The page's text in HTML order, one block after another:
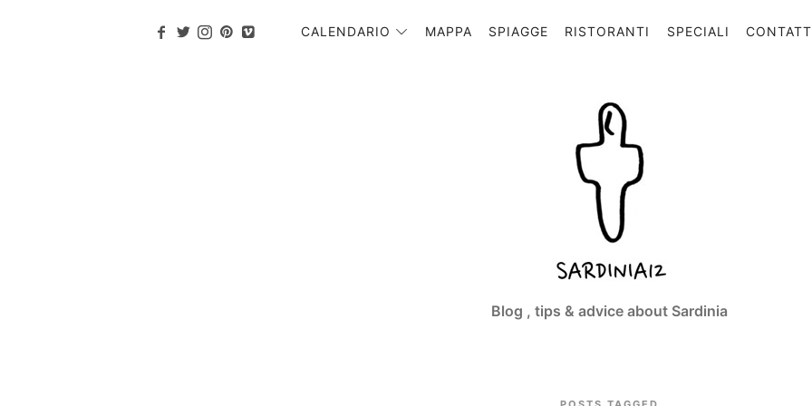
Sardinia12
Blog , tips & advice about Sardinia
CALENDARIO MAPPA SPIAGGE RISTORANTI SPECIALI